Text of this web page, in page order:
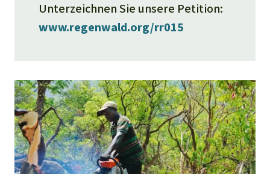
Unterzeichnen Sie unsere Petition:
www.regenwald.org/rr015